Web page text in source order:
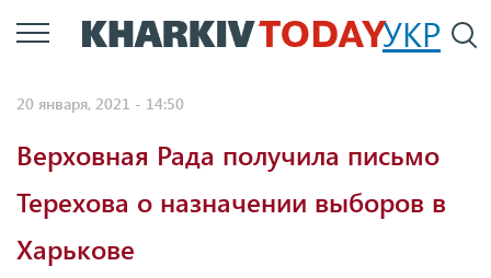
Перейти
к
УКР
20 января, 2021 - 14:50
Верховная Рада получила письмо
Терехова о назначении выборов в
Харькове